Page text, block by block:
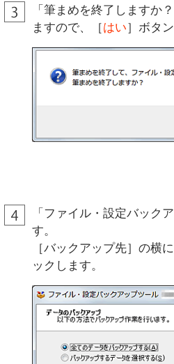
「筆まめを終了しますか
ますので、［はい］ボタ
「ファイル・設定バック
す。
［バックアップ先］の横
ックします。